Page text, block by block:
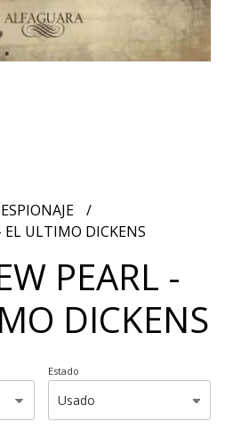
ULTIMO DICKENS
PEARL -
DICKENS
Estado